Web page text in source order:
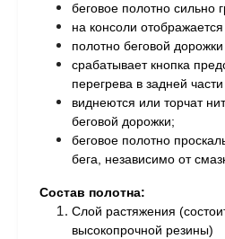
беговое полотно сильно
на консоли
полотно беговой
срабатывает кнопка
перегрева в задней
виднеются или торчат
беговой дорожки;
беговое полотно
бега, независимо от
Состав полотна:
Слой растяжения
высокопрочной резины)